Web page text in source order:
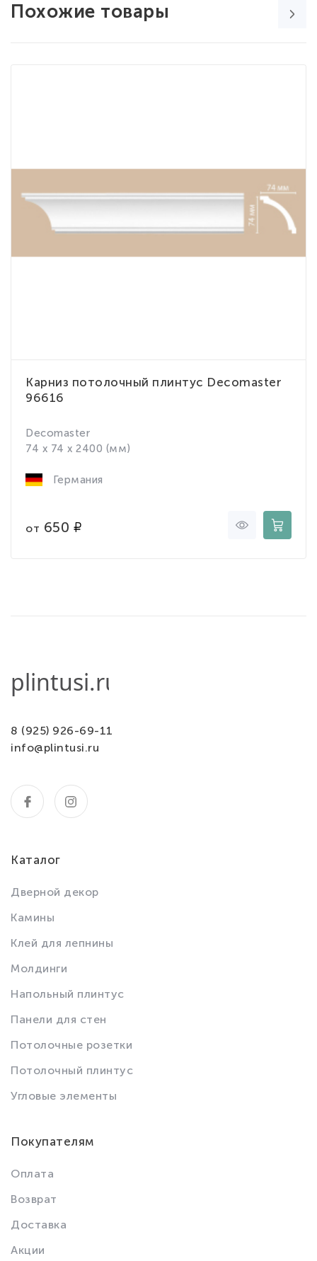
Похожие товары
Карниз потолочный плинтус Decomaster
96616
Decomaster
74 x 74 x 2400 (мм)
Германия
от 650
8 (925) 926-69-11
info@plintusi.ru
Каталог
Дверной декор
Камины
Клей для лепнины
Молдинги
Напольный плинтус
Панели для стен
Потолочные розетки
Потолочный плинтус
Угловые элементы
Покупателям
Оплата
Возврат
Доставка
Акции